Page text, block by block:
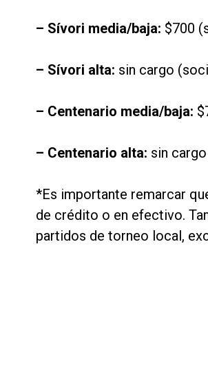
– Sívori media/baja: $700
– Sívori alta: sin cargo
– Centenario media/baja:
– Centenario alta: sin
*Es importante remarcar
de crédito o en efectivo.
partidos de torneo local,